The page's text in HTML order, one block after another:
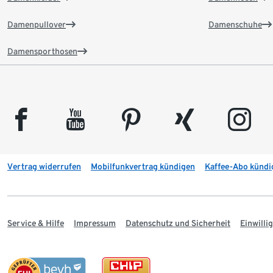
Damenpullover
Damensporthosen
Damenschuhe
facebook youtube pinterest xing instagram
Vertrag widerrufen Mobilfunkvertrag kündigen Kaffee-Abo
Service & Hilfe Impressum Datenschutz und Sicherheit